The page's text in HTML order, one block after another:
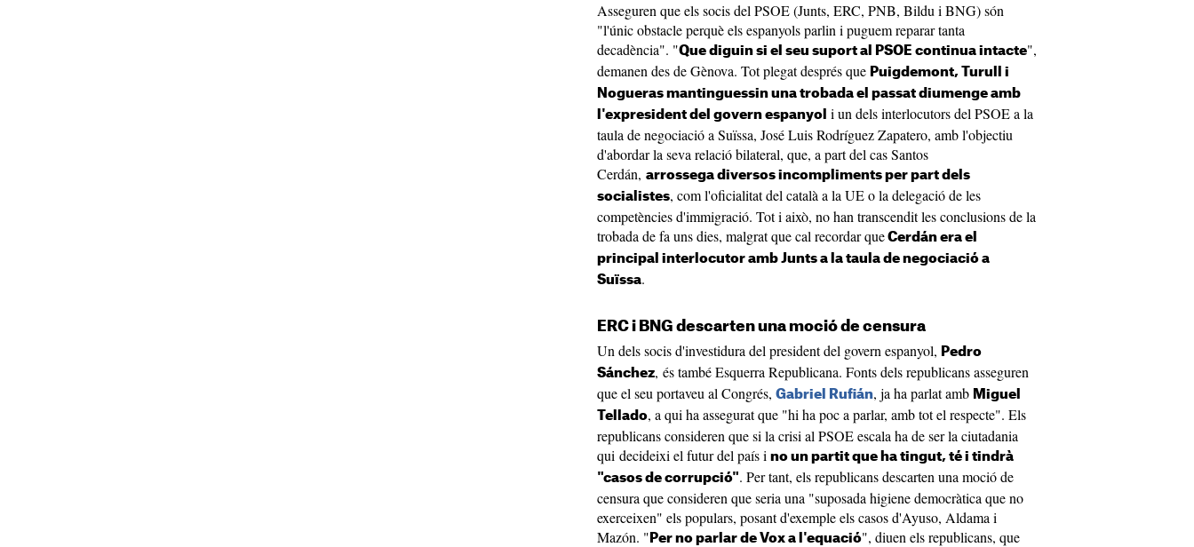
Asseguren que els socis del PSOE (Junts, ERC, PNB, Bildu i BNG) són
"l'únic obstacle perquè els espanyols parlin i puguem reparar tanta
decadència". "Que diguin si el seu suport al PSOE continua intacte",
demanen des de Gènova. Tot plegat després que Puigdemont, Turull i
Nogueras mantinguessin una trobada el passat diumenge amb
l'expresident del govern espanyol i un dels interlocutors del PSOE a la
taula de negociació a Suïssa, José Luis Rodríguez Zapatero, amb l'objectiu
d'abordar la seva relació bilateral, que, a part del cas Santos
Cerdán, arrossega diversos incompliments per part dels
socialistes, com l'oficialitat del català a la UE o la delegació de les
competències d'immigració. Tot i això, no han transcendit les conclusions de la
trobada de fa uns dies, malgrat que cal recordar que Cerdán era el
principal interlocutor amb Junts a la taula de negociació a
Suïssa.
ERC i BNG descarten una moció de censura
Un dels socis d'investidura del president del govern espanyol, Pedro
Sánchez, és també Esquerra Republicana. Fonts dels republicans asseguren
que el seu portaveu al Congrés, Gabriel Rufián, ja ha parlat amb Miguel
Tellado, a qui ha assegurat que "hi ha poc a parlar, amb tot el respecte". Els
republicans consideren que si la crisi al PSOE escala ha de ser la ciutadania
qui decideixi el futur del país i no un partit que ha tingut, té i tindrà
"casos de corrupció". Per tant, els republicans descarten una moció de
censura que consideren que seria una "suposada higiene democràtica que no
exerceixen" els populars, posant d'exemple els casos d'Ayuso, Aldama i
Mazón. " Per no parlar de Vox a l'equació", diuen els republicans, que